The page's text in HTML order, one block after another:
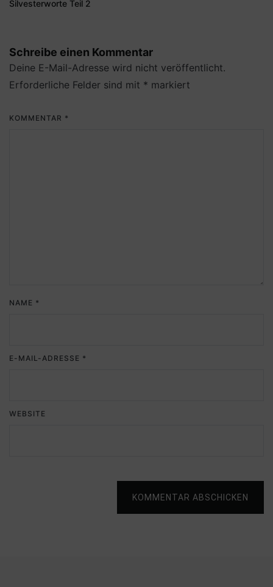
Silvesterworte Teil 2
Schreibe einen Kommentar
Deine E-Mail-Adresse wird nicht veröffentlicht.
Erforderliche Felder sind mit * markiert
KOMMENTAR *
NAME *
E-MAIL-ADRESSE *
WEBSITE
KOMMENTAR ABSCHICKEN